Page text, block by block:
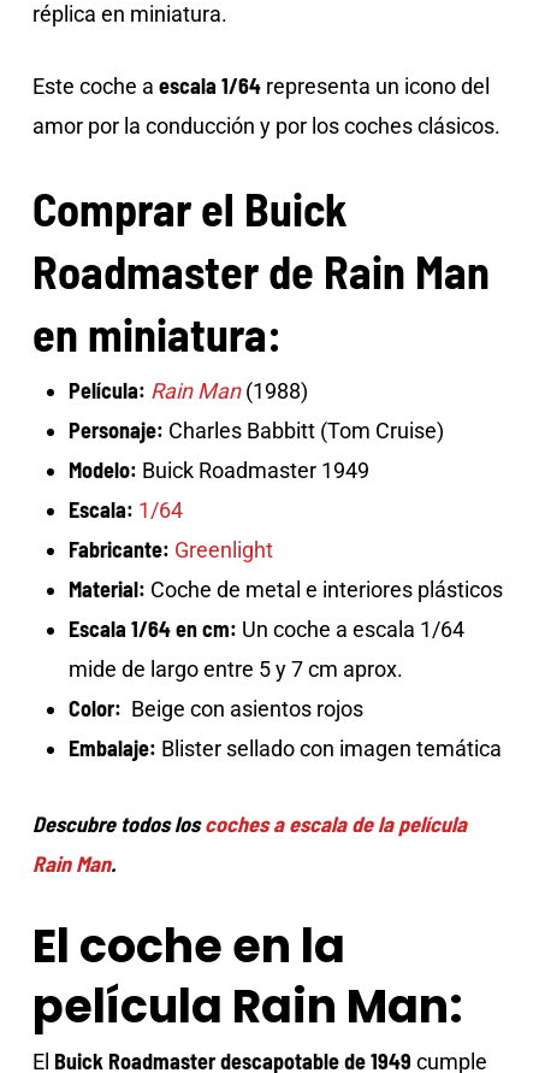
réplica en miniatura.
Este coche a escala 1/64 representa un icono del
amor por la conducción y por los coches clásicos.
Comprar el Buick
Roadmaster de Rain Man
en miniatura:
Película: Rain Man(1988)
Personaje: Charles Babbitt (Tom Cruise)
Modelo: Buick Roadmaster 1949
Escala: 1/64
Fabricante: Greenlight
Material: Coche de metal e interiores plásticos
Escala 1/64 en cm: Un coche a escala 1/64
mide de largo entre 5 y 7 cm aprox.
Color: Beige con asientos rojos
Embalaje: Blister sellado con imagen temática
Descubre todos loscoches a escala de la película
Rain Man.
El coche en la
película Rain Man:
El Buick Roadmaster descapotable de 1949 cumple